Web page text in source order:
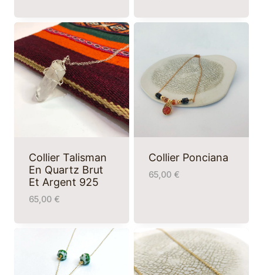
Collier Talisman
En Quartz Brut
Et Argent 925
65,00 €
Collier Ponciana
65,00 €